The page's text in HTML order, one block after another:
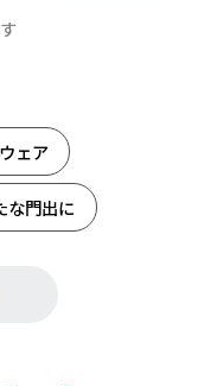
ェア
な門出に